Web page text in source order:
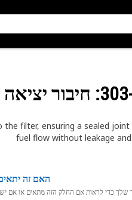
: חיבור
filter, ensuring a sealed joint
fuel flow without leakage
האם זה
שלך כדי לראות אם החלק הזה מתאים או אם יש